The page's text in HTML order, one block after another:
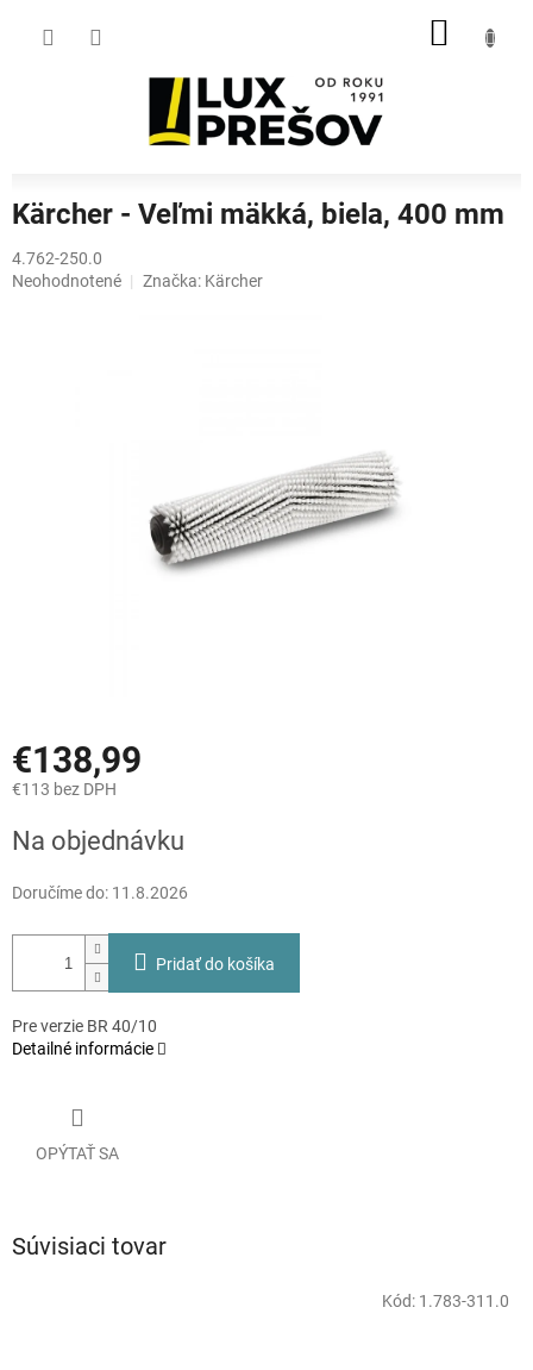
Kärcher - Veľmi mäkká, biela, 400 mm
4.762-250.0
Priemerné
Neohodnotené Značka: Kärcher
€138,99
€113 bez DPH
cena:
Na objednávku
Doručíme do: 11.8.2026
Pridať do košíka
Pre verzie BR 40/10
Detailné informácie
OPÝTAŤ SA
Súvisiaci tovar
Kód: 1.783-311.0